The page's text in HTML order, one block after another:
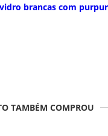
brancas com
TAMBÉM COMPROU